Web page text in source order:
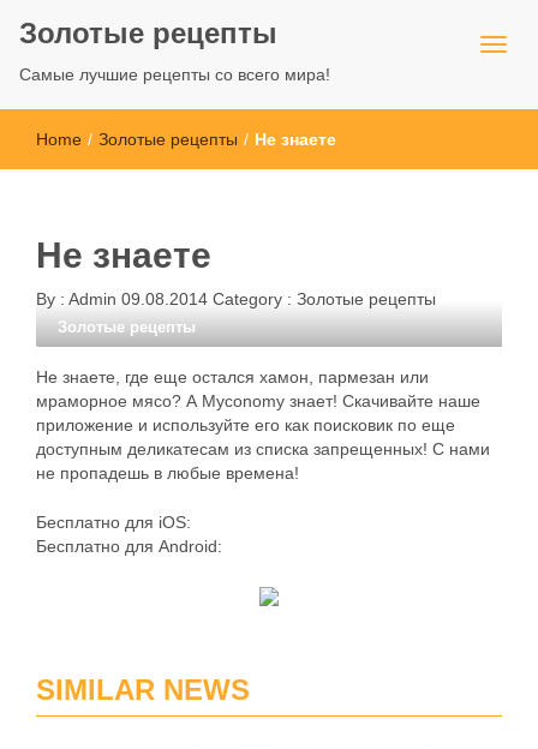
Золотые рецепты
Самые лучшие рецепты со всего мира!
Home / Золотые рецепты / Не знаете
Не знаете
By : Admin 09.08.2014 Category : Золотые рецепты
Золотые рецепты
Не знаете, где еще остался хамон, пармезан или
мраморное мясо? А Myconomy знает! Скачивайте наше
приложение и используйте его как поисковик по еще
доступным деликатесам из списка запрещенных! С нами
не пропадешь в любые времена!
Бесплатно для iOS:
Бесплатно для Android:
SIMILAR NEWS